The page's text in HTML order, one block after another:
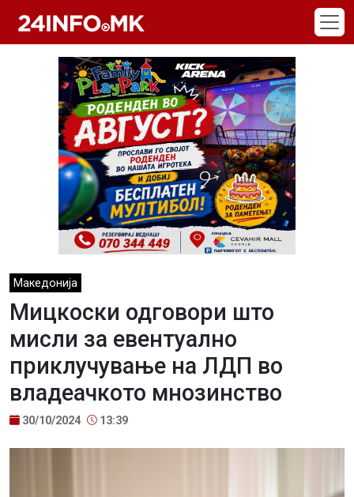
Македонија
Мицкоски одговори што
мисли за евентуално
приклучување на ЛДП во
владеачкото мнозинство
30/10/2024 13:39